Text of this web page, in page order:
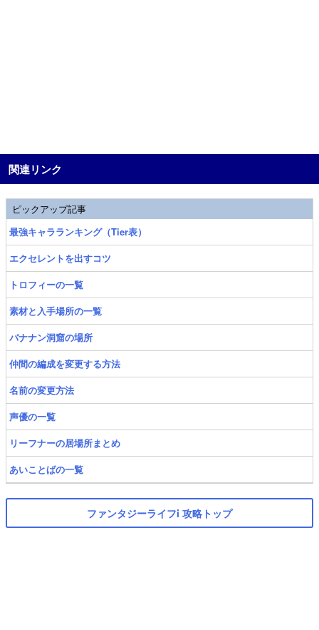
関連リンク
ピックアップ記事
最強キャラランキング（Tier表）
エクセレントを出すコツ
トロフィーの一覧
素材と入手場所の一覧
バナナン洞窟の場所
仲間の編成を変更する方法
名前の変更方法
声優の一覧
リーフナーの居場所まとめ
あいことばの一覧
ファンタジーライフi 攻略トップ